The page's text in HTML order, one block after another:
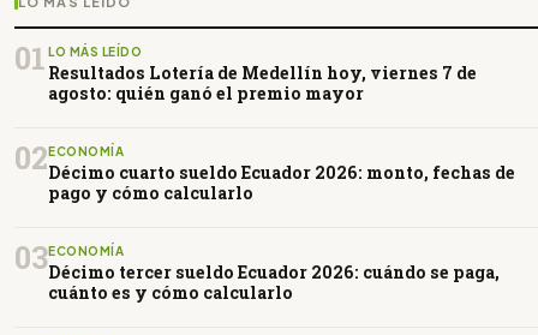
01 LO MÁS LEÍDO
Resultados Lotería de Medellín hoy, viernes 7 de
agosto: quién ganó el premio mayor
02 ECONOMÍA
Décimo cuarto sueldo Ecuador 2026: monto, fechas de
pago y cómo calcularlo
03ECONOMÍA
Décimo tercer sueldo Ecuador 2026: cuándo se paga,
cuánto es y cómo calcularlo